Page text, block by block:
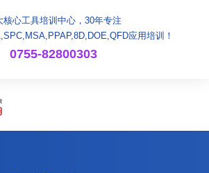
核心工具培训中心，30年专注
应用培训！
0755-82800303